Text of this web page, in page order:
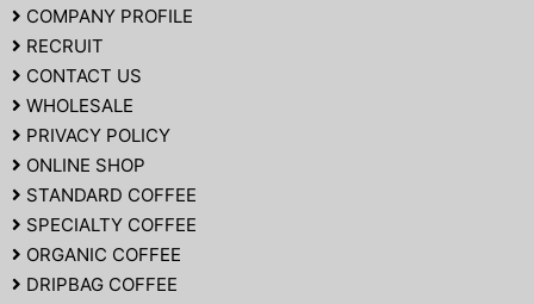
COMPANY PROFILE
RECRUIT
CONTACT US
WHOLESALE
PRIVACY POLICY
ONLINE SHOP
STANDARD COFFEE
SPECIALTY COFFEE
ORGANIC COFFEE
DRIPBAG COFFEE